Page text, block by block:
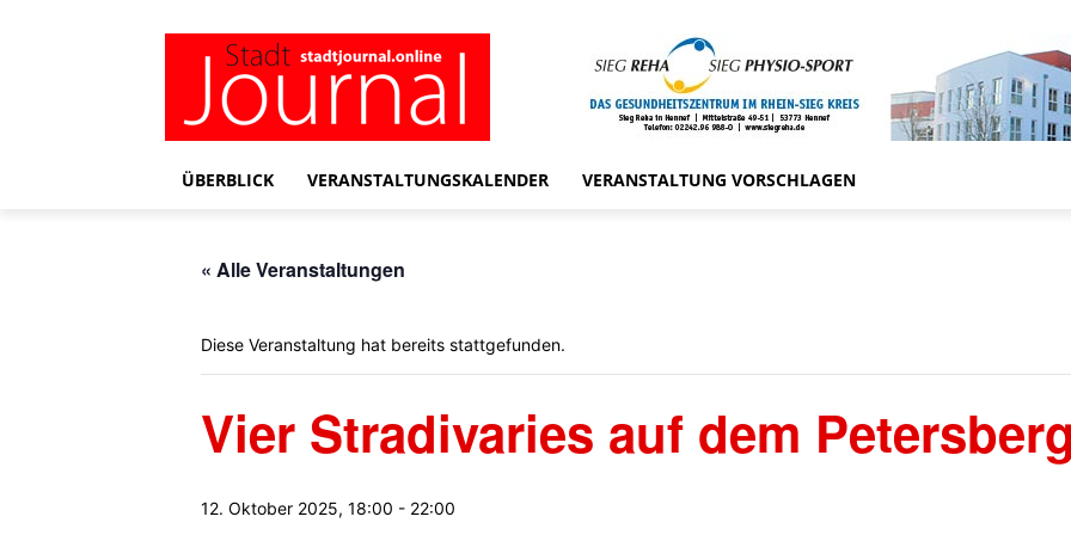
ÜBERBLICK VERANSTALTUNGSKALENDER VERANSTALTUNG VORSCHLAGEN
« Alle Veranstaltungen
Diese Veranstaltung hat bereits stattgefunden.
Vier Stradivaries auf dem
12. Oktober 2025, 18:00 - 22:00